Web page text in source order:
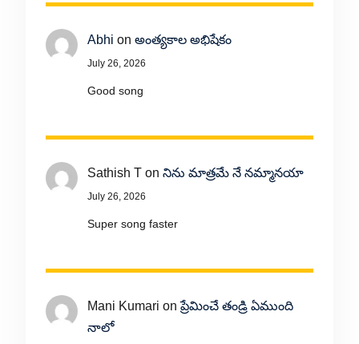
Abhi on అంత్యకాల అభిషేకం
July 26, 2026
Good song
Sathish Ton నిను మాత్రమే నే నమ్మానయా
July 26, 2026
Super song faster
Mani Kumari onప్రేమించే తండ్రి ఏముంది
నాలో